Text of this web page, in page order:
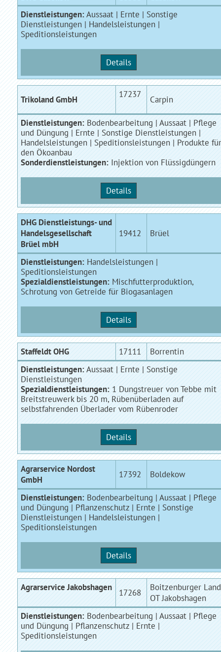
Dienstleistungen:Aussaat | Ernte | Sonstige
Dienstleistungen | Handelsleistungen |
Speditionsleistungen
Details
Trikoland GmbH 17237 Carpin
Dienstleistungen: Bodenbearbeitung | Aussaat | Pflege
und Düngung | Ernte | Sonstige Dienstleistungen |
Handelsleistungen | Speditionsleistungen | Produkte für
den Ökoanbau
Sonderdienstleistungen: Injektion von Flüssigdüngern
Details
DHG Dienstleistungs- und
Handelsgesellschaft
Brüel mbH
19412 Brüel
Dienstleistungen: Handelsleistungen |
Speditionsleistungen
Spezialdienstleistungen: Mischfutterproduktion,
Schrotung von Getreide für Biogasanlagen
Details
Staffeldt OHG 17111
Borrentin
Dienstleistungen:Aussaat | Ernte | Sonstige
Dienstleistungen
Spezialdienstleistungen: 1 Dungstreuer von Tebbe mit
Breitstreuwerk bis 20 m, Rübenüberladen auf
selbstfahrenden Überlader vom Rübenroder
Details
Agrarservice Nordost
GmbH
17392 Boldekow
Dienstleistungen: Bodenbearbeitung | Aussaat | Pflege
und Düngung | Pflanzenschutz | Ernte | Sonstige
Dienstleistungen | Handelsleistungen |
Speditionsleistungen
Details
Agrarservice Jakobshagen 17268
Boitzenburger Land
OT Jakobshagen
Dienstleistungen: Bodenbearbeitung | Aussaat | Pflege
und Düngung | Pflanzenschutz | Ernte |
Speditionsleistungen